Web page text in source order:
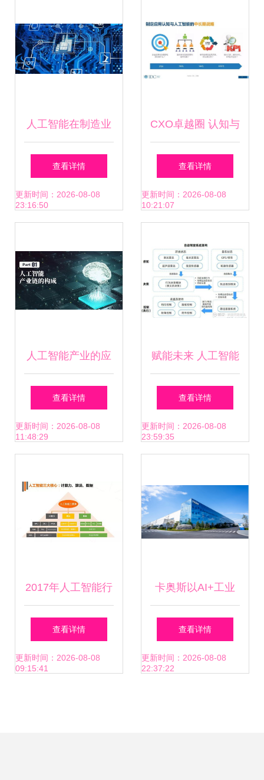
发新生态
人工智能在制造业
中的应用及其对未
来工厂的重要性
查看详情
更新时间：2026-08-08
23:16:50
CXO卓越圈 认知与
人工智能驱动数字
化转型——战略布
查看详情
更新时间：2026-08-08
10:21:07
人工智能产业的应
用场景与发展模式
分析 以应用软件开
查看详情
更新时间：2026-08-08
11:48:29
赋能未来 人工智能
在产业中的应用、
生成智能与软件开
查看详情
更新时间：2026-08-08
23:59:35
2017年人工智能行
业发展研究报告白
皮书 聚焦人工智能
查看详情
更新时间：2026-08-08
09:15:41
卡奥斯以AI+工业
互联网双引擎，驱
动制造大省迈向深
查看详情
更新时间：2026-08-08
22:37:22